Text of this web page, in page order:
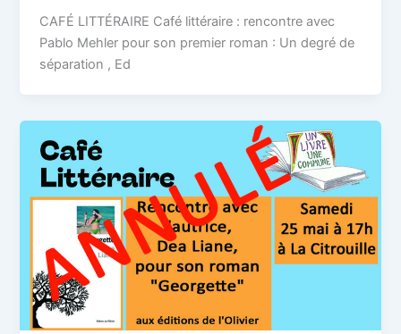
CAFÉ LITTÉRAIRE Café littéraire : rencontre avec
Pablo Mehler pour son premier roman : Un degré de
séparation , Ed